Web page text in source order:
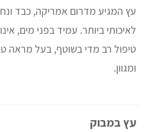
עץ המגיע מדרום אמריקה, כבד
לאיכותי ביותר. עמיד בפני מים,
טיפול רב מדי בשוטף, בעל מראה
ומגוון.
עץ במבוק